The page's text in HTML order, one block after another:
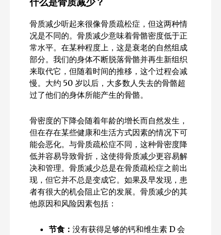
骨质减少听起来很像骨质疏松症，但这两种情
况是不同的。骨质减少意味着骨骼密度低于正
常水平。在某种程度上，这是衰老的自然组成
部分。我们的身体不断脱落骨骼并再生新组织
来取代它，但随着时间的推移，这个过程会减
慢。大约 50 岁以后，大多数人失去的骨骼超
过了他们的身体所能产生的骨骼。
骨密度的下降会随着年龄的增长而自然发生，
但在存在某些健康和生活方式因素的情况下可
能会恶化。与骨质疏松症不同，这种骨密度降
低并容易导致骨折，这使得骨质减少更容易解
决和管理。骨质减少总是在骨质疏松症之前出
现，但它并不总是变成它。如果及早发现，患
者有很大的机会阻止它的发展。骨质减少的其
他原因和风险因素包括：
节食： 没有获得足够的钙和维生素 D 会